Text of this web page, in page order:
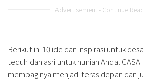
Advertisement - Continue
Berikut ini 10 ide dan inspirasi untuk
teduh dan asri untuk hunian Anda.
membaginya menjadi teras depan dan